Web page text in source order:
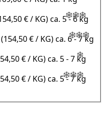
€ / KG)ca. 5 - 6 kg
(154,50 € / KG)ca. 6 - 7 kg
€ / KG)ca. 5 - 7 kg
€ / KG)ca. 5 - 7 kg